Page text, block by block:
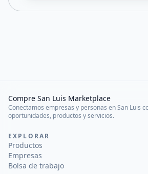
Compre San Luis Marketplace
Conectamos empresas y personas en San Luis
oportunidades, productos y servicios.
EXPLORAR
Productos
Empresas
Bolsa de trabajo